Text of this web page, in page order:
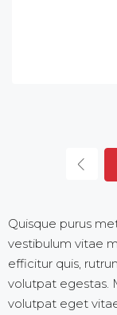
Quisque purus
vestibulum vitae
efficitur quis,
volutpat egestas.
volutpat eget